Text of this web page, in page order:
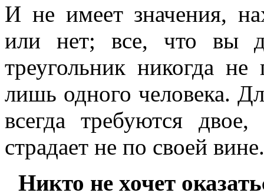
И не имеет значения,
или нет; все, что вы
треугольник никогда не
лишь одного человека.
всегда требуются
страдает не по своей вине.
Никто не хочет